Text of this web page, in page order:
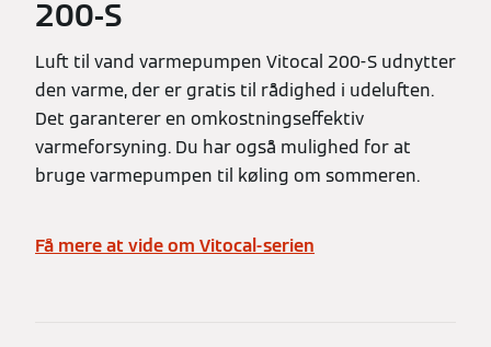
200‑S
Luft til vand varmepumpen Vitocal 200-S udnytter
den varme, der er gratis til rådighed i udeluften.
Det garanterer en omkostningseffektiv
varmeforsyning. Du har også mulighed for at
bruge varmepumpen til køling om sommeren.
Få mere at vide om Vitocal-serien